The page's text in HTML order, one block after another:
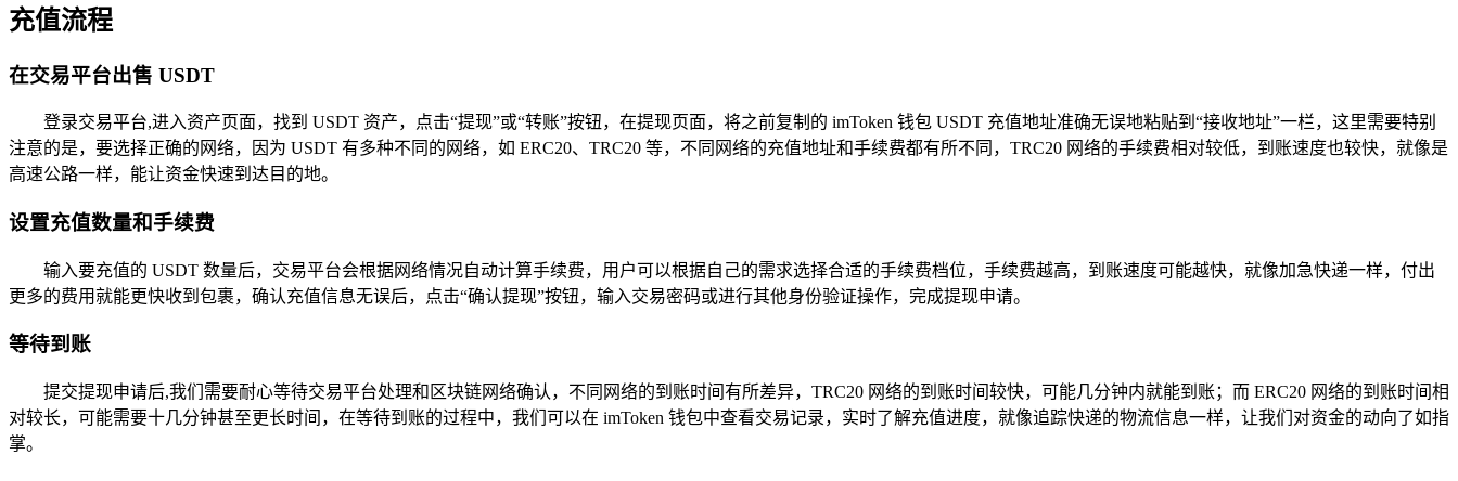
充值流程
在交易平台出售 USDT
登录交易平台,进入资产页面，找到 USDT 资产，点击“提现”或“转账”按钮，在提现页面，将之前复制的 imToken 钱包 USDT 充值地址准确无误地粘贴到“接收地址”一栏，这里需要特别
注意的是，要选择正确的网络，因为 USDT 有多种不同的网络，如 ERC20、TRC20 等，不同网络的充值地址和手续费都有所不同，TRC20 网络的手续费相对较低，到账速度也较快，就像是
高速公路一样，能让资金快速到达目的地。
设置充值数量和手续费
输入要充值的 USDT 数量后，交易平台会根据网络情况自动计算手续费，用户可以根据自己的需求选择合适的手续费档位，手续费越高，到账速度可能越快，就像加急快递一样，付出
更多的费用就能更快收到包裹，确认充值信息无误后，点击“确认提现”按钮，输入交易密码或进行其他身份验证操作，完成提现申请。
等待到账
提交提现申请后,我们需要耐心等待交易平台处理和区块链网络确认，不同网络的到账时间有所差异，TRC20 网络的到账时间较快，可能几分钟内就能到账；而 ERC20 网络的到账时间相
对较长，可能需要十几分钟甚至更长时间，在等待到账的过程中，我们可以在 imToken 钱包中查看交易记录，实时了解充值进度，就像追踪快递的物流信息一样，让我们对资金的动向了如指
掌。